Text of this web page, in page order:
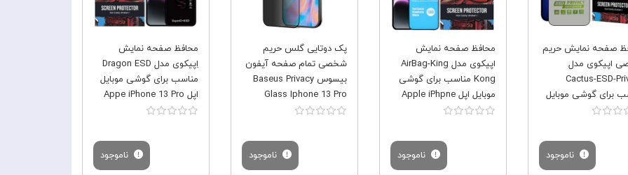
صفحه نمایش حریم
اپیکوی مدل
Cactus-ESD-
برای گوشی موبایل
Apple iPhone
ناموجود
محافظ صفحه نمایش
اپیکوی مدل AirBag-King
Kong مناسب برای گوشی
موبایل اپل Apple iPhpne
13 Pro
ناموجود
پک دوتایی گلس حریم
شخصی تمام صفحه آیفون
بیسوس Baseus Privacy
Glass Iphone 13 Pro
SGBL190002
ناموجود
محافظ صفحه نمایش
اِپیکوی مدل Dragon ESD
مناسب برای گوشی موبایل
اپل Appe iPhone 13 Pro
ناموجود